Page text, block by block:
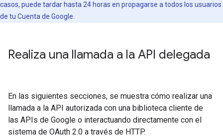
casos, puede tardar hasta 24 horas en propagarse a todos los usuarios
de tu Cuenta de Google.
Realiza una llamada a la API delegada
En las siguientes secciones, se muestra cómo realizar una
llamada a la API autorizada con una biblioteca cliente de
las APIs de Google o interactuando directamente con el
sistema de OAuth 2.0 a través de HTTP.